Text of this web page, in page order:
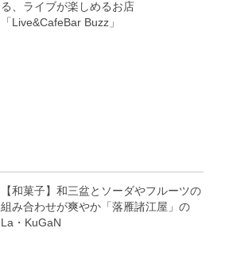
る、ライブが楽しめるお店
「Live&CafeBar Buzz」
【和菓子】和三盆とソーダやフルーツの
組み合わせが爽やか「落雁諸江屋」の
La・KuGaN